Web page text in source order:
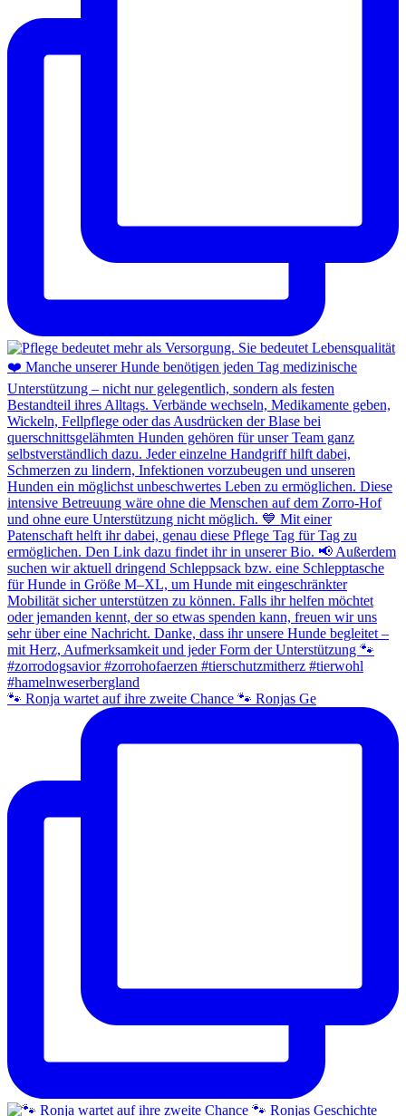
🐾 Ronja wartet auf ihre zweite Chance 🐾 Ronjas Ge